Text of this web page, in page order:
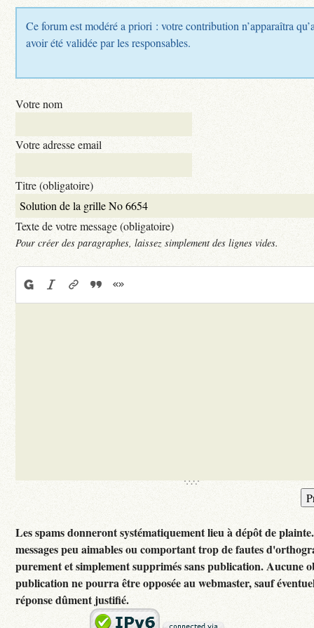
Ce forum est modéré a priori : votre contribution n’apparaîtra
avoir été validée par les responsables.
Votre nom
Votre adresse email
Titre (obligatoire)
Texte de votre message (obligatoire)
Pour créer des paragraphes, laissez simplement des lignes vides.
Les spams donneront systématiquement lieu à dépôt de
messages peu aimables ou comportant trop de fautes
purement et simplement supprimés sans publication. Aucune
publication ne pourra être opposée au webmaster, sauf
réponse dûment justifié.